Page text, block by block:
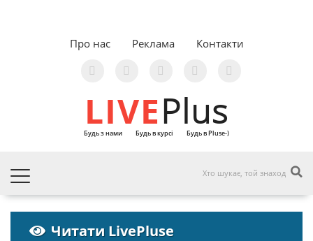
Про нас Реклама Контакти
LIVEPlus
Будь з нами Будь в курсі Будь в Pluse-)
Читати LivePluse